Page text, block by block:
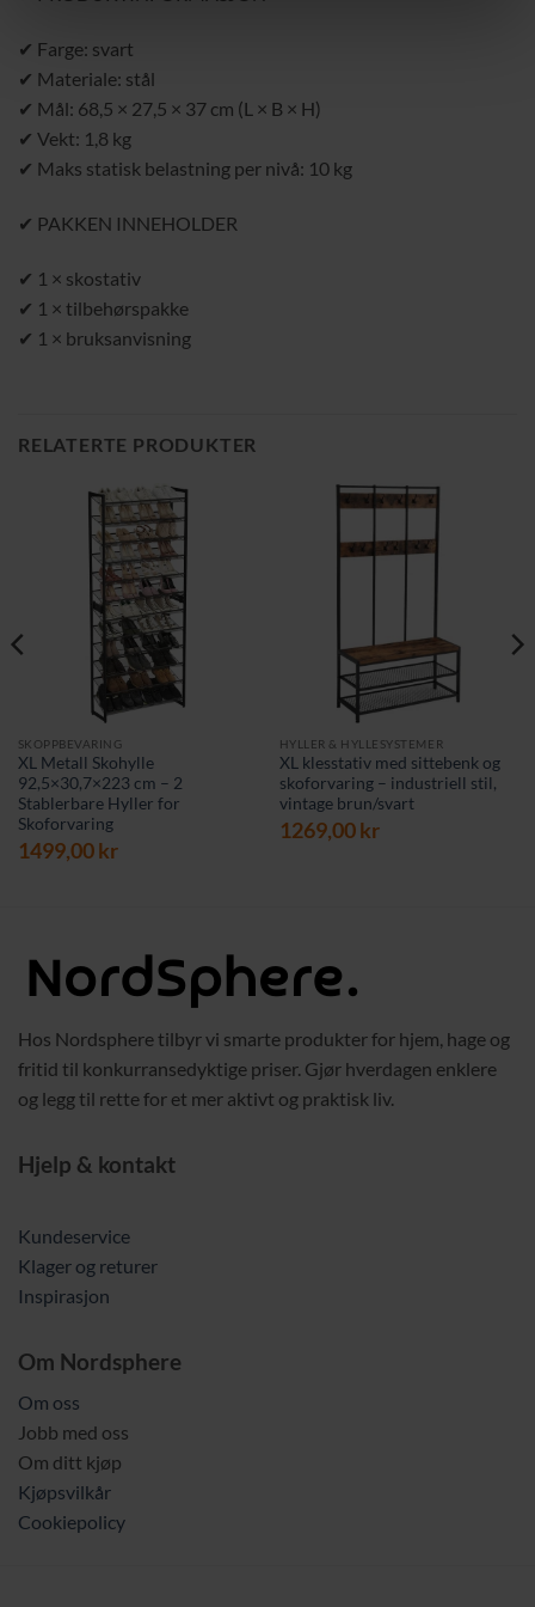
✔ Farge: svart
✔ Materiale: stål
✔ Mål: 68,5 × 27,5 × 37 cm (L × B × H)
✔ Vekt: 1,8 kg
✔ Maks statisk belastning per nivå: 10 kg
✔ PAKKEN INNEHOLDER
✔ 1 × skostativ
✔ 1 × tilbehørspakke
✔ 1 × bruksanvisning
RELATERTE PRODUKTER
SKOPPBEVARING
XL Metall Skohylle
92,5×30,7×223 cm – 2
Stablerbare Hyller for
Skoforvaring
1499,00kr
HYLLER & HYLLESYSTEMER
XL klesstativ med sittebenk og
skoforvaring – industriell stil,
vintage brun/svart
1269,00kr
Hos Nordsphere tilbyr vi smarte produkter for hjem, hage og
fritid til konkurransedyktige priser. Gjør hverdagen enklere
og legg til rette for et mer aktivt og praktisk liv.
Hjelp & kontakt
Kundeservice
Klager og returer
Inspirasjon
Om Nordsphere
Om oss
Jobb med oss
Om ditt kjøp
Kjøpsvilkår
Cookiepolicy